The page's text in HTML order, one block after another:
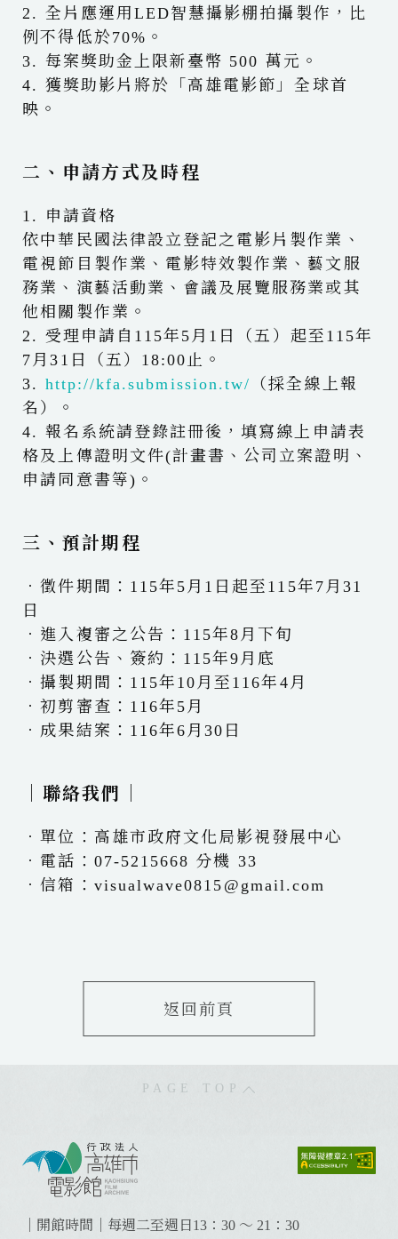
2. 全片應運用LED智慧攝影棚拍攝製作，比
例不得低於70%。
3. 每案獎助金上限新臺幣 500 萬元。
4. 獲獎助影片將於「高雄電影節」全球首
映。
二、申請方式及時程
1. 申請資格
依中華民國法律設立登記之電影片製作業、
電視節目製作業、電影特效製作業、藝文服
務業、演藝活動業、會議及展覽服務業或其
他相關製作業。
2. 受理申請自115年5月1日（五）起至115年
7月31日（五）18:00止。
3. http://kfa.submission.tw/
（採全線上報
名）。
4. 報名系統請登錄註冊後，填寫線上申請表
格及上傳證明文件(計畫書、公司立案證明、
申請同意書等)。
三、預計期程
．徵件期間：115年5月1日起至115年7月31
日
．進入複審之公告：115年8月下旬
．決選公告、簽約：115年9月底
．攝製期間：115年10月至116年4月
．初剪審查：116年5月
．成果結案：116年6月30日
｜聯絡我們｜
．單位：高雄市政府文化局影視發展中心
．電話：07-5215668 分機 33
．信箱：visualwave0815@gmail.com
返回前頁
｜開館時間｜每週二至週日13：30 ～ 21：30
PAGE TOP